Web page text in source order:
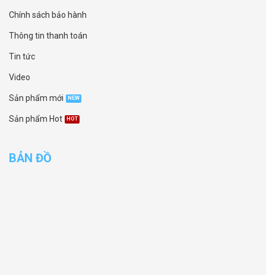
Chính sách bảo hành
Thông tin thanh toán
Tin tức
Video
Sản phẩm mới
Sản phẩm Hot
BẢN ĐỒ